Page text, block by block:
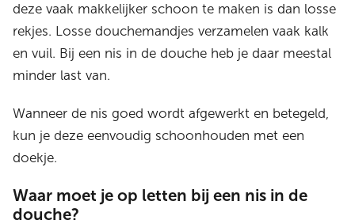
deze vaak makkelijker schoon te maken is dan losse
rekjes. Losse douchemandjes verzamelen vaak kalk
en vuil. Bij een nis in de douche heb je daar meestal
minder last van.
Wanneer de nis goed wordt afgewerkt en betegeld,
kun je deze eenvoudig schoonhouden met een
doekje.
Waar moet je op letten bij een nis in de
douche?